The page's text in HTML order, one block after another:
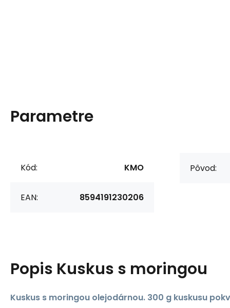
Parametre
Kód: KMO
EAN: 8594191230206
Pôvod:
Popis Kuskus s moringou
Kuskus s moringou olejodárnou. 300 g kuskusu